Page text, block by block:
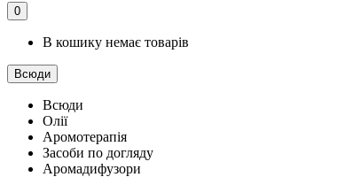
0
В кошику немає товарів
Всюди
Всюди
Олії
Аромотерапія
Засоби по догляду
Аромадифузори